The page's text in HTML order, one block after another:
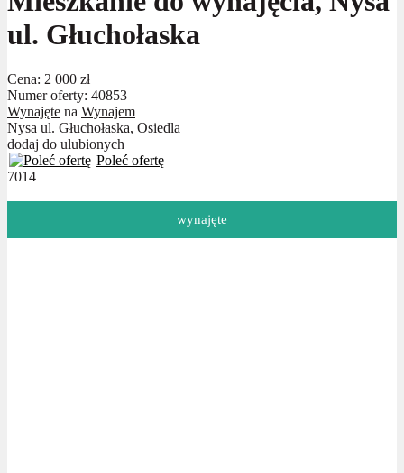
ul. Głuchołaska
Cena: 2 000 zł
Numer oferty: 40853
Wynajęte na Wynajem
Nysa ul. Głuchołaska, Osiedla
dodaj do ulubionych
Poleć ofertę
7014
wynajęte